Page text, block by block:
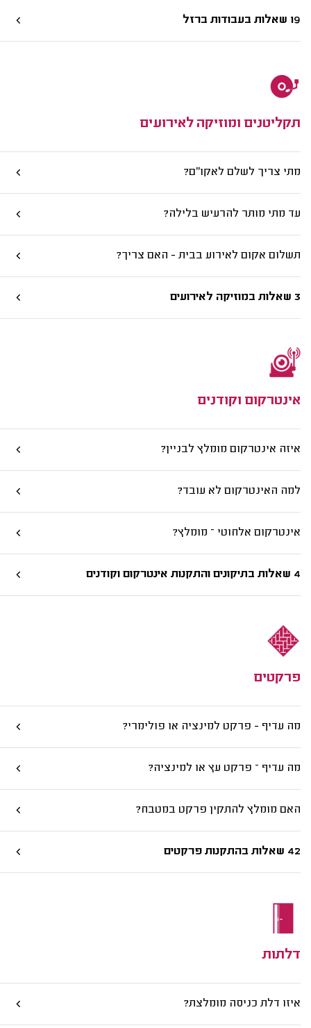
19 שאלות בעבודות ברזל
תקליטנים ומוזיקה לאירועים
מתי צריך לשלם לאקו"ם?
עד מתי מותר להרעיש בלילה?
תשלום אקום לאירוע בבית - האם צריך?
3 שאלות במוזיקה לאירועים
אינטרקום וקודנים
איזה אינטרקום מומלץ לבניין?
למה האינטרקום לא עובד?
אינטרקום אלחוטי – מומלץ?
4 שאלות בתיקונים והתקנות אינטרקום וקודנים
פרקטים
מה עדיף - פרקט למינציה או פולימרי?
מה עדיף – פרקט עץ או למינציה?
האם מומלץ להתקין פרקט במטבח?
42 שאלות בהתקנות פרקטים
דלתות
איזו דלת כניסה מומלצת?